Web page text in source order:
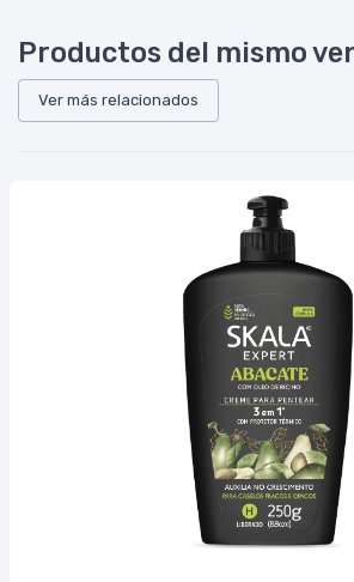
Productos del mismo
Ver más relacionados